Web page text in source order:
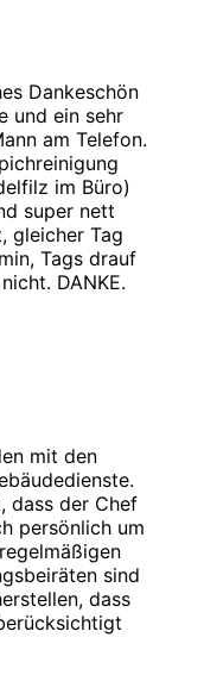
Dankeschön
und ein sehr
am Telefon.
im Büro)
super nett
gleicher Tag
Tags drauf
DANKE.
mit den
dass der Chef
persönlich um
sind
dass